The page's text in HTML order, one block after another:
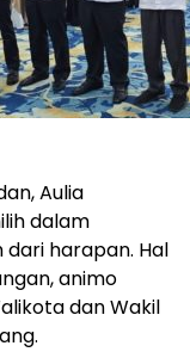
Aulia
dalam
dari harapan. Hal
animo
dan Wakil